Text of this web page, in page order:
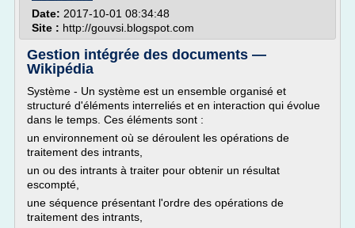
Date: 2017-10-01 08:34:48
Site : http://gouvsi.blogspot.com
Gestion intégrée des documents —
Wikipédia
Système - Un système est un ensemble organisé et
structuré d'éléments interreliés et en interaction qui évolue
dans le temps. Ces éléments sont :
un environnement où se déroulent les opérations de
traitement des intrants,
un ou des intrants à traiter pour obtenir un résultat
escompté,
une séquence présentant l'ordre des opérations de
traitement des intrants,